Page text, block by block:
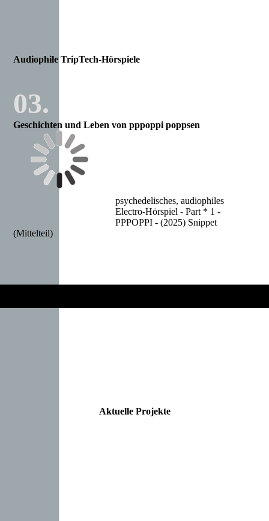
Audiophile TripTech-Hörspiele
03.
Geschichten und Leben von pppoppi poppsen
psychedelisches, audiophiles
Electro-Hörspiel - Part * 1 -
PPPOPPI - (2025) Snippet
(Mittelteil)
Aktuelle Projekte